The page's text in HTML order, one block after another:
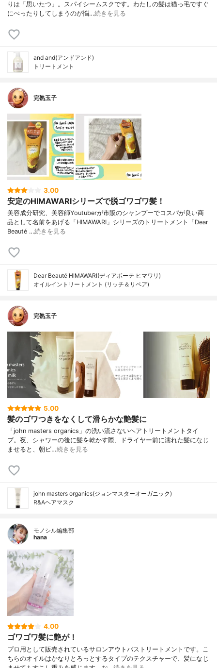
りは「思いたつ」。スパイシームスクです。わたしの髪は猫っ毛ですぐ
にぺったりしてしまうのが悩…続きを見る
and and(アンドアンド)
トリートメント
完熟玉子
3.00
安定のHIMAWARIシリーズで脱ゴワゴワ髪！
美容成分研究、美容師Youtuberが市販のシャンプーでコスパが良い商
品として名前をあげる「HIMAWARI」シリーズのトリートメント「Dear
Beauté …続きを見る
Dear Beauté HIMAWARI(ディアボーテ ヒマワリ)
オイルイントリートメント (リッチ＆リペア)
完熟玉子
5.00
髪のゴワつきをなくして滑らかな艶髪に
「john masters organics」の洗い流さないヘアトリートメントタイ
プ。夜、シャワーの後に髪を乾かす際、ドライヤー前に濡れた髪になじ
ませると、朝ビ…続きを見る
john masters organics(ジョンマスターオーガニック)
R&Aヘアマスク
モノシル編集部
hana
4.00
ゴワゴワ髪に艶が！
プロ用として販売されているサロンアウトバストリートメントです。こ
ちらのオイルはかなりとろっとするタイプのテクスチャーで、髪になじ